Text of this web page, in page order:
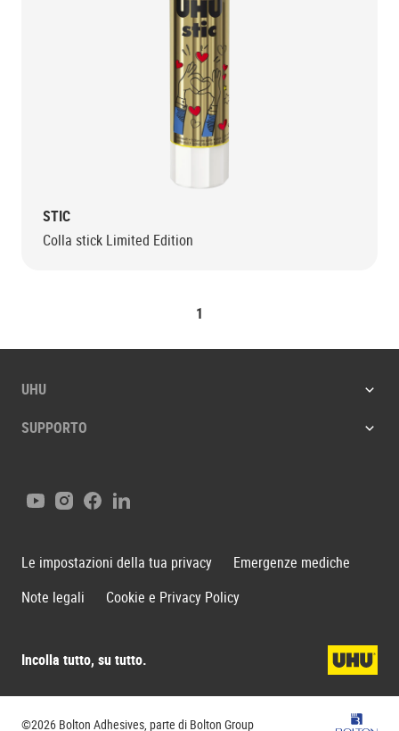
STIC
Colla stick Limited Edition
1
UHU
SUPPORTO
Incolla tutto, su tutto.
YoutubeInstagram
Facebook
LinkedIn
Le impostazioni della tua privacy
Emergenze mediche
Note legali
Cookie e Privacy Policy
©2026 Bolton Adhesives, parte di Bolton Group Bolton